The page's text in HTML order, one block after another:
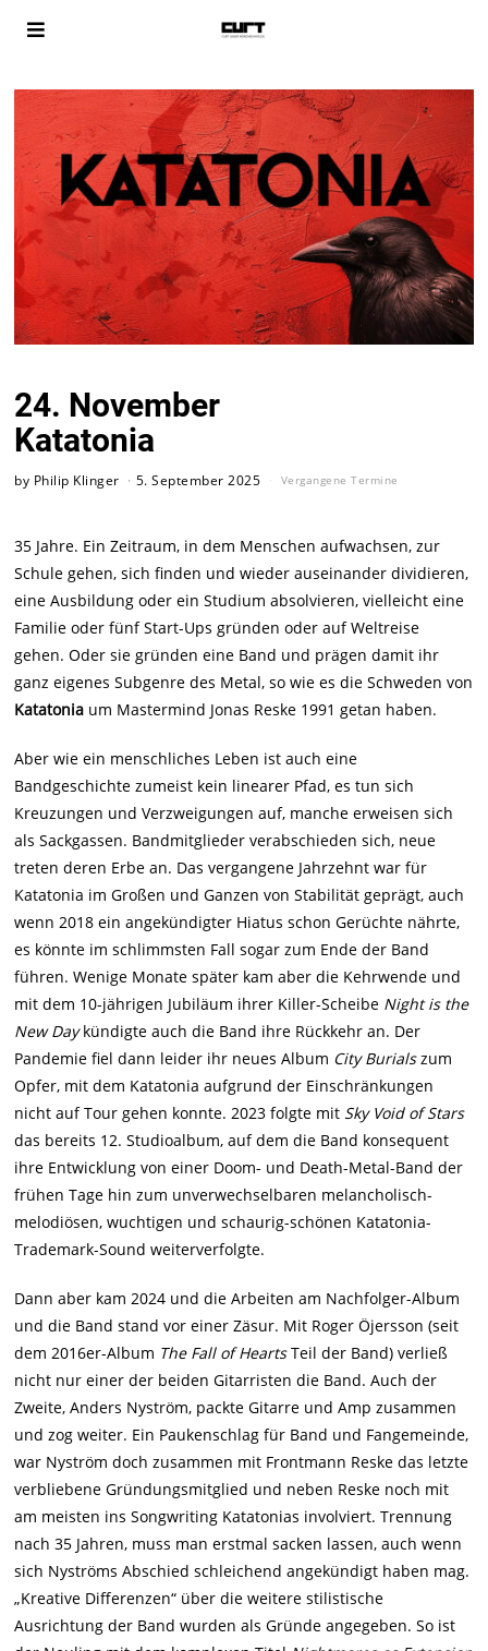
24. November
Katatonia
by Philip Klinger 5. September 2025 Vergangene Termine
35 Jahre. Ein Zeitraum, in dem Menschen aufwachsen, zur
Schule gehen, sich finden und wieder auseinander dividieren,
eine Ausbildung oder ein Studium absolvieren, vielleicht eine
Familie oder fünf Start-Ups gründen oder auf Weltreise
gehen. Oder sie gründen eine Band und prägen damit ihr
ganz eigenes Subgenre des Metal, so wie es die Schweden von
Katatonia um Mastermind Jonas Reske 1991 getan haben.
Aber wie ein menschliches Leben ist auch eine
Bandgeschichte zumeist kein linearer Pfad, es tun sich
Kreuzungen und Verzweigungen auf, manche erweisen sich
als Sackgassen. Bandmitglieder verabschieden sich, neue
treten deren Erbe an. Das vergangene Jahrzehnt war für
Katatonia im Großen und Ganzen von Stabilität geprägt, auch
wenn 2018 ein angekündigter Hiatus schon Gerüchte nährte,
es könnte im schlimmsten Fall sogar zum Ende der Band
führen. Wenige Monate später kam aber die Kehrwende und
mit dem 10-jährigen Jubiläum ihrer Killer-Scheibe Night is the
New Daykündigte auch die Band ihre Rückkehr an. Der
Pandemie fiel dann leider ihr neues Album City Burialszum
Opfer, mit dem Katatonia aufgrund der Einschränkungen
nicht auf Tour gehen konnte. 2023 folgte mit Sky Void of Stars
das bereits 12. Studioalbum, auf dem die Band konsequent
ihre Entwicklung von einer Doom- und Death-Metal-Band der
frühen Tage hin zum unverwechselbaren melancholisch-
melodiösen, wuchtigen und schaurig-schönen Katatonia-
Trademark-Sound weiterverfolgte.
Dann aber kam 2024 und die Arbeiten am Nachfolger-Album
und die Band stand vor einer Zäsur. Mit Roger Öjersson (seit
dem 2016er-Album The Fall of HeartsTeil der Band) verließ
nicht nur einer der beiden Gitarristen die Band. Auch der
Zweite, Anders Nyström, packte Gitarre und Amp zusammen
und zog weiter. Ein Paukenschlag für Band und Fangemeinde,
war Nyström doch zusammen mit Frontmann Reske das letzte
verbliebene Gründungsmitglied und neben Reske noch mit
am meisten ins Songwriting Katatonias involviert. Trennung
nach 35 Jahren, muss man erstmal sacken lassen, auch wenn
sich Nyströms Abschied schleichend angekündigt haben mag.
„Kreative Differenzen“ über die weitere stilistische
Ausrichtung der Band wurden als Gründe angegeben. So ist